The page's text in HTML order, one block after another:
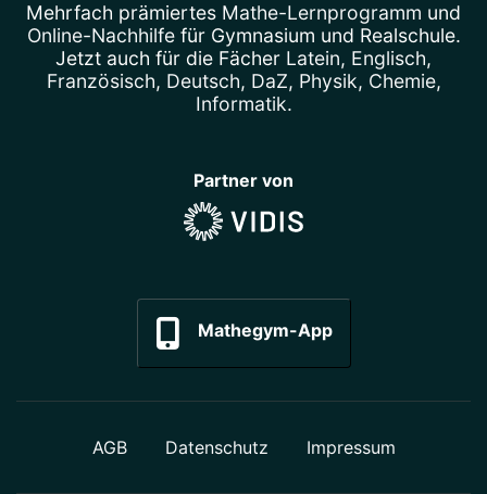
Mehrfach prämiertes Mathe-Lernprogramm und
Online-Nachhilfefür Gymnasium und Realschule.
Jetzt auch für die Fächer Latein, Englisch,
Französisch, Deutsch, DaZ, Physik, Chemie,
Informatik.
Partner von
Mathegym-App
AGB Datenschutz Impressum